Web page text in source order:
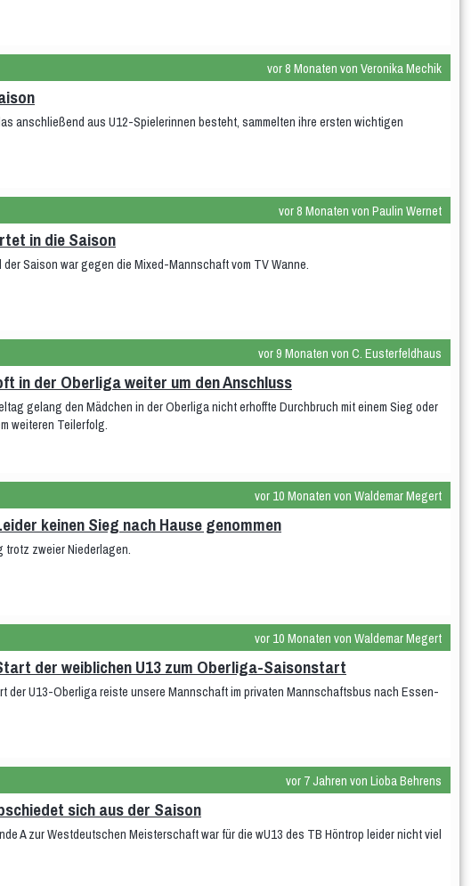
vor 8 Monaten von Veronika Mechik
anschließend aus U12-Spielerinnen besteht, sammelten ihre ersten wichtigen
vor 8 Monaten von Paulin Wernet
in die Saison
Saison war gegen die Mixed-Mannschaft vom TV Wanne.
vor 9 Monaten von C. Eusterfeldhaus
in der Oberliga weiter um den Anschluss
gelang den Mädchen in der Oberliga nicht erhoffte Durchbruch mit einem Sieg oder
weiteren Teilerfolg.
vor 10 Monaten von Waldemar Megert
keinen Sieg nach Hause genommen
trotz zweier Niederlagen.
vor 10 Monaten von Waldemar Megert
der weiblichen U13 zum Oberliga-Saisonstart
der U13-Oberliga reiste unsere Mannschaft im privaten Mannschaftsbus nach Essen-
vor 7 Jahren von Lioba Behrens
sich aus der Saison
A zur Westdeutschen Meisterschaft war für die wU13 des TB Höntrop leider nicht viel